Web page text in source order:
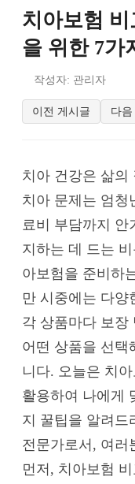
치아보험
을 위한 7가
작성자: 관리자
이전 게시글 다
치아 건강은 삶의
치아 문제는 엄청
료비 부담까지 안
지하는 데 드는
아보험을 준비하
만 시중에는 다양
각 상품마다 보장
어떤 상품을 선택
니다. 오늘은 치
활용하여 나에게
지 꿀팁을 알려드
전문가로서, 여러
먼저, 치아보험